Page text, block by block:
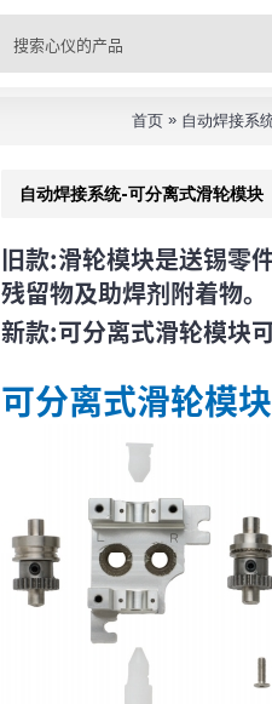
首页 » 自动焊接系
自动焊接系统-可分离式滑轮模块
旧款:滑轮模块是送锡零
残留物及助焊剂附着物。
新款:可分离式滑轮模块
可分离式滑轮模块